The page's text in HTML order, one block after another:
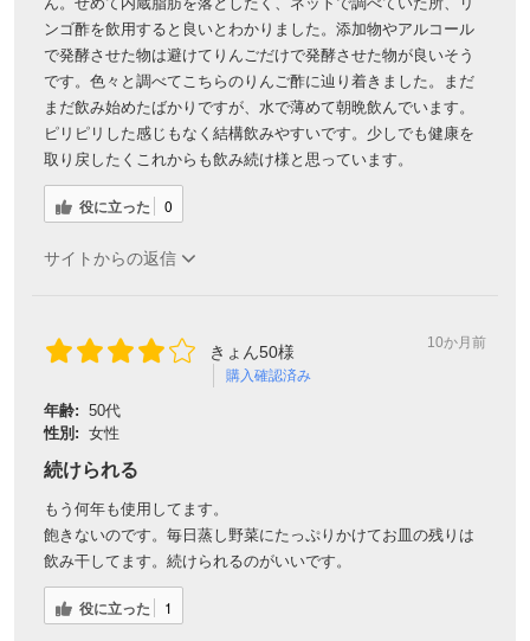
ンゴ酢を飲用すると良いとわかりました。添加物やアルコール
で発酵させた物は避けてりんごだけで発酵させた物が良いそう
です。色々と調べてこちらのりんご酢に辿り着きました。まだ
まだ飲み始めたばかりですが、水で薄めて朝晩飲んでいます。
ピリピリした感じもなく結構飲みやすいです。少しでも健康を
取り戻したくこれからも飲み続け様と思っています。
役に立った 0
サイトからの返信
きょん50様
購入確認済み
10か月前
年齢: 50代
性別: 女性
続けられる
もう何年も使用してます。
飽きないのです。毎日蒸し野菜にたっぷりかけてお皿の残りは
飲み干してます。続けられるのがいいです。
役に立った 1